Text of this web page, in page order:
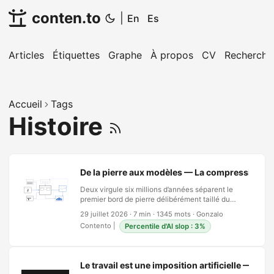
conten.to En Es
Articles Étiquettes Graphe À propos CV
Accueil Tags
Histoire
De la pierre aux modèles — La compression
Deux virgule six millions d’années séparent le
premier bord de pierre délibérément taillé du
premier usage maîtrisé du feu. Vingt-sept ans
séparent l’internet public d’une machine qui
rédige un contrat sur demande. Quelque part
histoire d’écart entre les outils qui se rétrécit, sans
29 juillet 2026 · 7 min · 1345 mots · Gonzalo
Contento
Percentile d'AI slop : 3%
Le travail est une imposition artificielle —